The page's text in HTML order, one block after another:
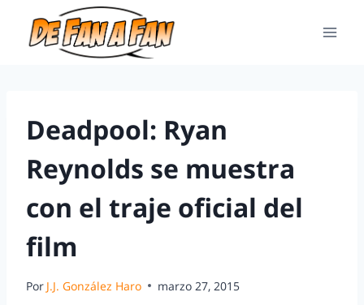
Deadpool: Ryan
Reynolds se muestra
con el traje oficial del
film
Por J.J. González Haro marzo 27, 2015